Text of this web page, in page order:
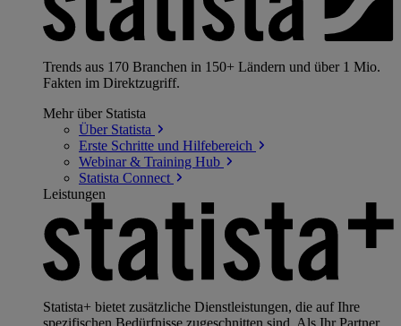
Trends aus 170 Branchen in 150+ Ländern und über 1 Mio.
Fakten im Direktzugriff.
Mehr über Statista
Über Statista
Erste Schritte und Hilfebereich
Webinar & Training Hub
Statista Connect
Leistungen
Statista+ bietet zusätzliche Dienstleistungen, die auf Ihre
spezifischen Bedürfnisse zugeschnitten sind. Als Ihr Partner